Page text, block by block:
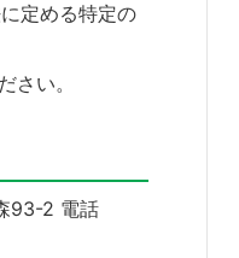
定める特定の
さい。
93-2 電話